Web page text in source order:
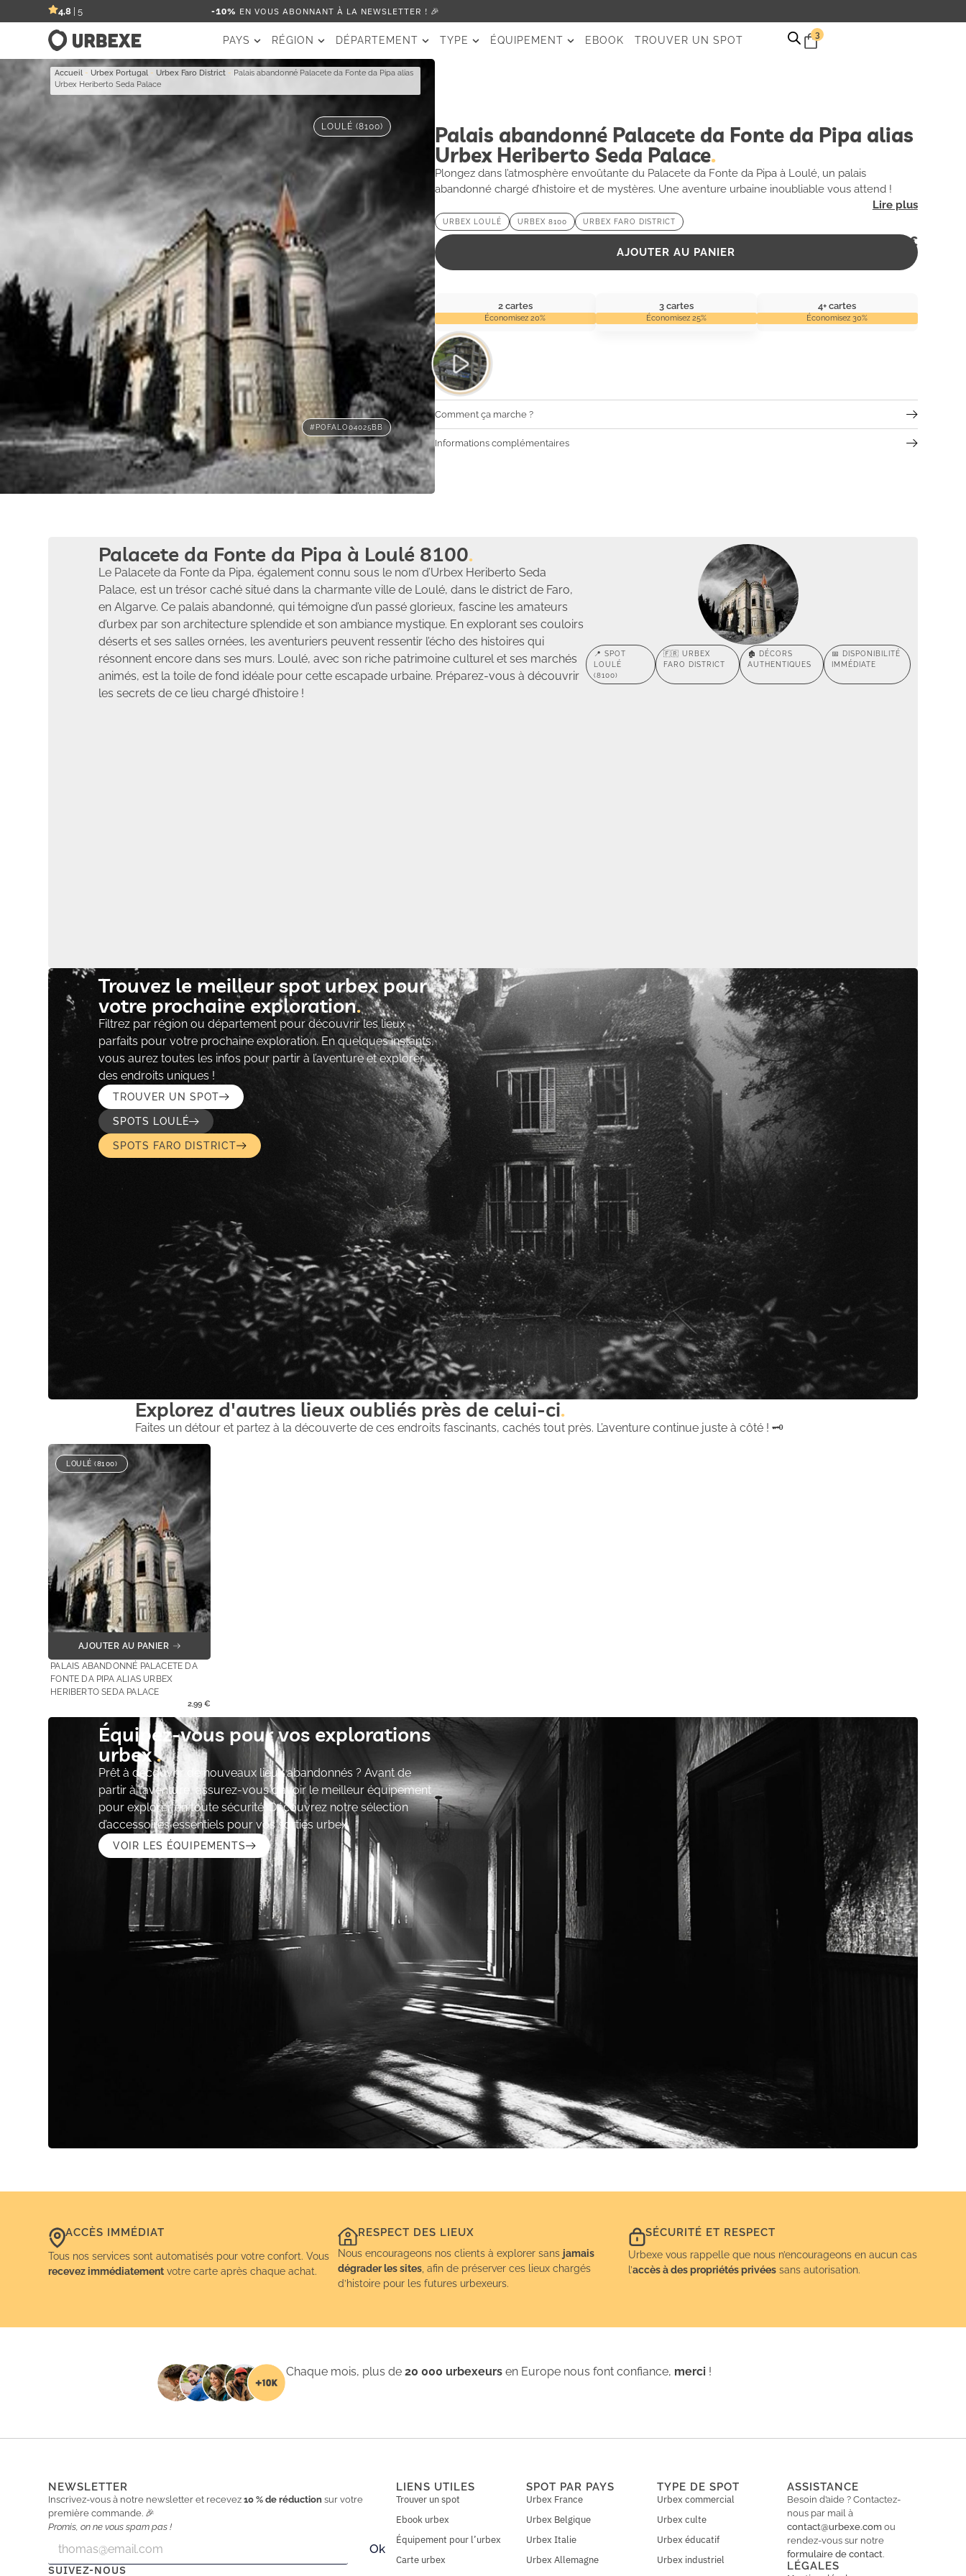
4,8 | 5 -10% EN VOUS ABONNANT À LA NEWSLETTER ! 🎉
PAYS RÉGION DÉPARTEMENT TYPE ÉQUIPEMENT EBOOK TROUVER UN SPOT
3
Accueil -Urbex Portugal -Urbex Faro District - Palais abandonné Palacete da Fonte da Pipa alias
Urbex Heriberto Seda Palace
LOULÉ (8100)
#POFALO04025BB
Palais abandonné Palacete da Fonte da Pipa alias
Urbex Heriberto Seda Palace
Plongez dans l’atmosphère envoûtante du Palacete da Fonte da Pipa à Loulé, un palais
abandonné chargé d’histoire et de mystères. Une aventure urbaine inoubliable vous attend !
URBEX LOULÉ URBEX 8100 URBEX FARO DISTRICT
2,99€
AJOUTER AU PANIER
2 cartes
Économisez 20%
3 cartes
Économisez 25%
4+ cartes
Économisez 30%
Comment ça marche ?
Informations complémentaires
Palacete da Fonte da Pipa à Loulé 8100
Le Palacete da Fonte da Pipa, également connu sous le nom d’Urbex Heriberto Seda
Palace, est un trésor caché situé dans la charmante ville de Loulé, dans le district de Faro,
en Algarve. Ce palais abandonné, qui témoigne d’un passé glorieux, fascine les amateurs
d’urbex par son architecture splendide et son ambiance mystique. En explorant ses couloirs
déserts et ses salles ornées, les aventuriers peuvent ressentir l’écho des histoires qui
résonnent encore dans ses murs. Loulé, avec son riche patrimoine culturel et ses marchés
animés, est la toile de fond idéale pour cette escapade urbaine. Préparez-vous à découvrir
les secrets de ce lieu chargé d’histoire !
📍 SPOT
LOULÉ
(8100)
🇫🇷 URBEX
FARO DISTRICT
🏚️ DÉCORS
AUTHENTIQUES
📅 DISPONIBILITÉ
IMMÉDIATE
Trouvez le meilleur spot urbex pour
votre prochaine exploration​
Filtrez par région ou département pour découvrir les lieux
parfaits pour votre prochaine exploration. En quelques instants,
vous aurez toutes les infos pour partir à l’aventure et explorer
des endroits uniques !
TROUVER UN SPOT
SPOTS LOULÉ
SPOTS FARO DISTRICT
Explorez d'autres lieux oubliés près de celui-ci
Faites un détour et partez à la découverte de ces endroits fascinants, cachés tout près. L’aventure continue juste à côté ! 🗝️
LOULÉ (8100)
AJOUTER AU PANIER
PALAIS ABANDONNÉ PALACETE DA
FONTE DA PIPA ALIAS URBEX
HERIBERTO SEDA PALACE
2,99€
Équipez-vous pour vos explorations
urbex
Prêt à découvrir de nouveaux lieux abandonnés ? Avant de
partir à l’aventure, assurez-vous d’avoir le meilleur équipement
pour explorer en toute sécurité. Découvrez notre sélection
d’accessoires essentiels pour vos sorties urbex.
VOIR LES ÉQUIPEMENTS
ACCÈS IMMÉDIAT
Tous nos services sont automatisés pour votre confort. Vous
recevez immédiatement votre carte après chaque achat.
RESPECT DES LIEUX
Nous encourageons nos clients à explorer sans jamais
dégrader les sites , afin de préserver ces lieux chargés
d’histoire pour les futures urbexeurs.
SÉCURITÉ ET RESPECT
Urbexe vous rappelle que nous n’encourageons en aucun cas
l’accès à des propriétés privéessans autorisation.
Chaque mois, plus de20 000 urbexeurs en Europe nous font confiance, merci !
NEWSLETTER
Inscrivez-vous à notre newsletter et recevez10 % de réduction sur votre
première commande. 🎉
Promis, on ne vous spam pas !
a
a
Ok
SUIVEZ-NOUS
LIENS UTILES
Trouver un spot
Ebook urbex
Équipement pour l’urbex
Carte urbex
SPOT PAR PAYS
Urbex France
Urbex Belgique
Urbex Italie
Urbex Allemagne
TYPE DE SPOT
Urbex commercial
Urbex culte
Urbex éducatif
Urbex industriel
ASSISTANCE
Besoin d’aide ? Contactez-
nous par mail à
contact@urbexe.com ou
rendez-vous sur notre
formulaire de contact.
LÉGALES